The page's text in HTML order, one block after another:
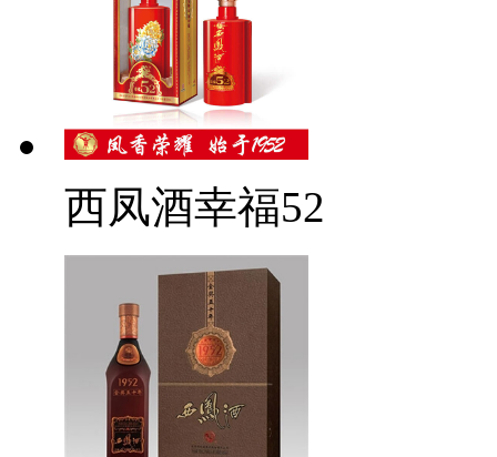
西凤酒幸福52